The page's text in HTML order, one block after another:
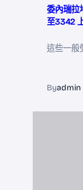
委內瑞拉
至3342
這些一般
Byadmin